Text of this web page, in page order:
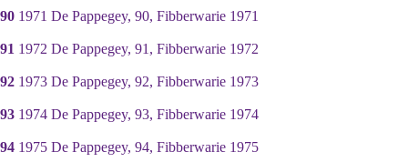
90 1971 De Pappegey, 90, Fibberwarie 1971
91 1972 De Pappegey, 91, Fibberwarie 1972
92 1973 De Pappegey, 92, Fibberwarie 1973
93 1974 De Pappegey, 93, Fibberwarie 1974
94 1975 De Pappegey, 94, Fibberwarie 1975